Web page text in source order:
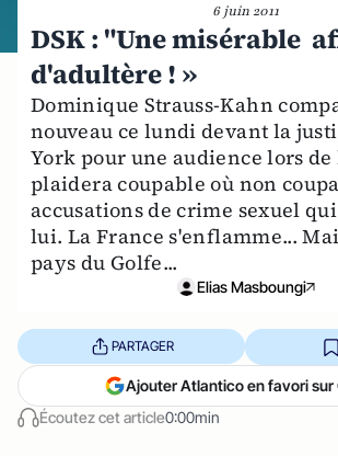
6 juin 2011
DSK : "Une misérable
d'adultère ! »
Dominique Strauss-Kahn
nouveau ce lundi devant la
York pour une audience lors
plaidera coupable où non
accusations de crime sexuel
lui. La France s'enflamme...
pays du Golfe...
Elias Masboungi
Écoutez cet article0:00min
PARTAGER
Ajouter Atlantico en favori sur